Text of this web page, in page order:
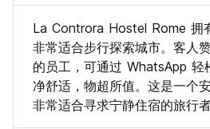
La Controra Hostel Rome 拥
非常适合步行探索城市。客人
的员工，可通过 WhatsApp 轻
净舒适，物超所值。这是一个
非常适合寻求宁静住宿的旅行者